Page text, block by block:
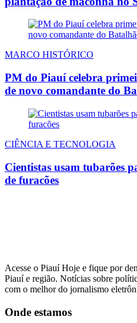
MARCO HISTÓRICO
PM do Piauí celebra
de novo comandante do
CIÊNCIA E TECNOLOGIA
Cientistas usam tubarões
de furacões
Acesse o Piauí Hoje e fique por
Piauí e região. Notícias sobre
com o melhor do jornalismo
Onde estamos